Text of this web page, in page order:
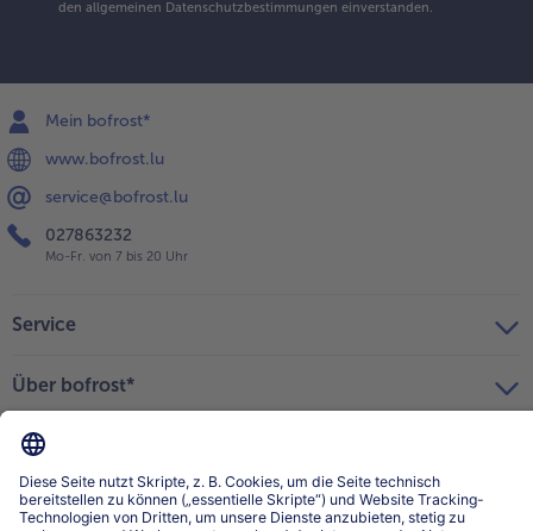
den allgemeinen Datenschutzbestimmungen einverstanden.
Mein bofrost*
www.bofrost.lu
service@bofrost.lu
027863232
Mo-Fr. von 7 bis 20 Uhr
Service
Über bofrost*
Kategorien